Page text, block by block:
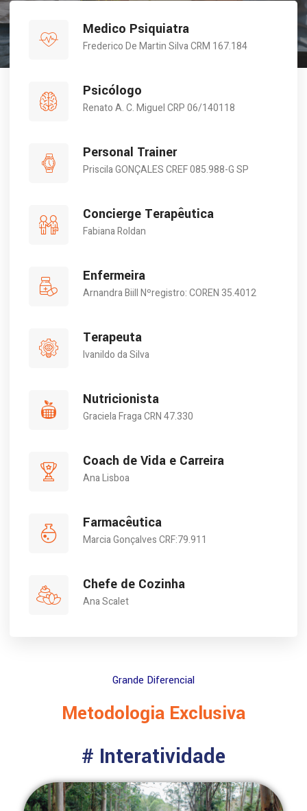
Medico Psiquiatra
Frederico De Martin Silva CRM 167.184
Psicólogo
Renato A. C. Miguel CRP 06/140118
Personal Trainer
Priscila GONÇALES CREF 085.988-G SP
Concierge Terapêutica
Fabiana Roldan
Enfermeira
Arnandra Biill Nºregistro: COREN 35.4012
Terapeuta
Ivanildo da Silva
Nutricionista
Graciela Fraga CRN 47.330
Coach de Vida e Carreira
Ana Lisboa
Farmacêutica
Marcia Gonçalves CRF:79.911
Chefe de Cozinha
Ana Scalet
Grande Diferencial
Metodologia Exclusiva
# Interatividade